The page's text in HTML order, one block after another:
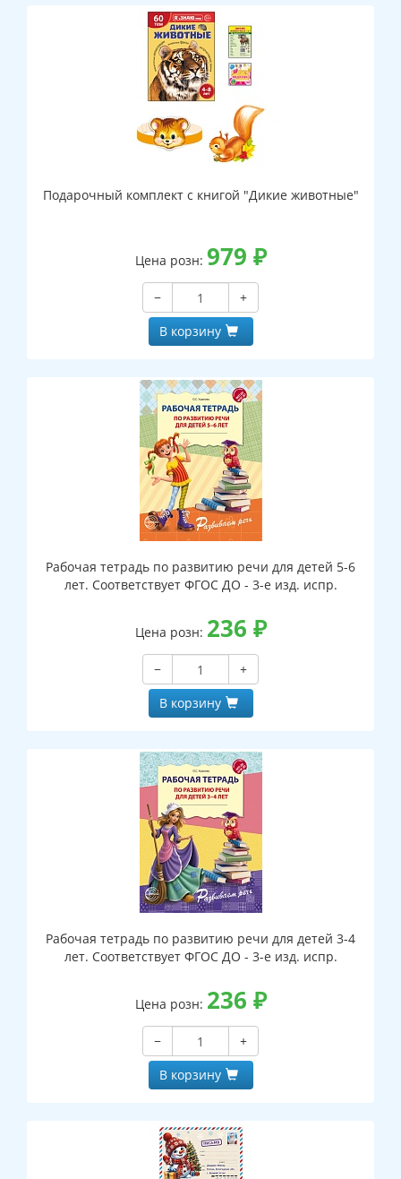
Подарочный комплект с книгой "Дикие животные"
Цена розн: 979 ₽
−
+
В корзину
Рабочая тетрадь по развитию речи для детей 5-6
лет. Соответствует ФГОС ДО - 3-е изд. испр.
Цена розн: 236 ₽
−
+
В корзину
Рабочая тетрадь по развитию речи для детей 3-4
лет. Соответствует ФГОС ДО - 3-е изд. испр.
Цена розн: 236 ₽
−
+
В корзину